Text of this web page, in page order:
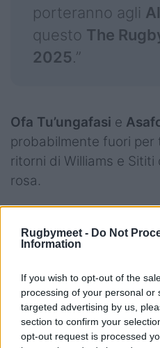
Rugbymeet - Do Not
Information
If you wish to opt-out of the
processing of your personal or
targeted advertising by us,
section to confirm your
opt-out request is processed
porteranno agli
questo The
2025.”
Ofa Tu’ungafasi e
probabilmente fuori
ritorni di Williams e
rosa.
“È fantastico
Peter Lakai,
Lord,” ha
“Abbiamo